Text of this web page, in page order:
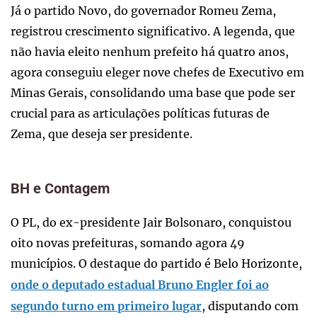
Já o partido Novo, do governador Romeu Zema,
registrou crescimento significativo. A legenda, que
não havia eleito nenhum prefeito há quatro anos,
agora conseguiu eleger nove chefes de Executivo em
Minas Gerais, consolidando uma base que pode ser
crucial para as articulações políticas futuras de
Zema, que deseja ser presidente.
BH e Contagem
O PL, do ex-presidente Jair Bolsonaro, conquistou
oito novas prefeituras, somando agora 49
municípios. O destaque do partido é Belo Horizonte,
onde o deputado estadual Bruno Engler foi ao
segundo turno em primeiro lugar, disputando com